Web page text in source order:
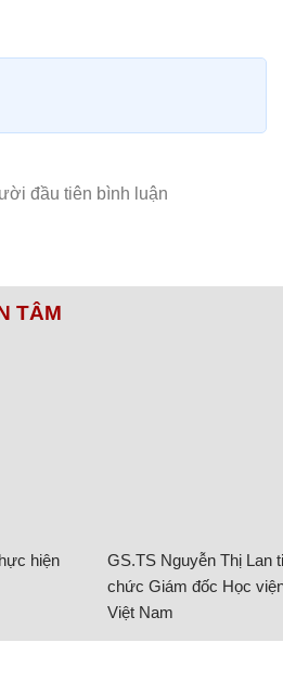
TÂM
hiện
GS.TS Nguyễn Thị Lan
chức Giám đốc Học
Việt Nam